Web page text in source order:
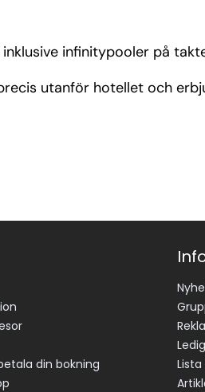
inklusive infinitypooler på
utanför hotellet och
din bokning